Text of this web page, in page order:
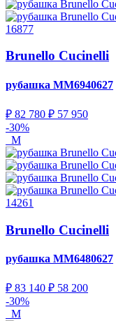
16877
Brunello Cucinelli
рубашка MM6940627
₽ 82 780 ₽ 57 950
-30%
M
14261
Brunello Cucinelli
рубашка MM6480627
₽ 83 140 ₽ 58 200
-30%
M